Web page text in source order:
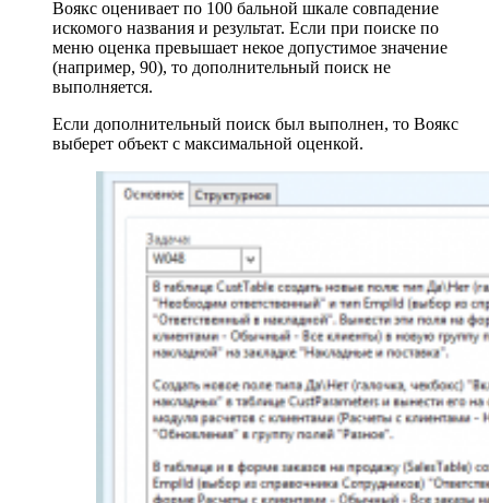
Воякс оценивает по 100 бальной шкале совпадение
искомого названия и результат. Если при поиске по
меню оценка превышает некое допустимое значение
(например, 90), то дополнительный поиск не
выполняется.
Если дополнительный поиск был выполнен, то Воякс
выберет объект с максимальной оценкой.